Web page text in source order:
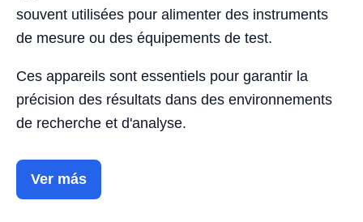
souvent utilisées pour alimenter des instruments
de mesure ou des équipements de test.
Ces appareils sont essentiels pour garantir la
précision des résultats dans des environnements
de recherche et d'analyse.
Ver más